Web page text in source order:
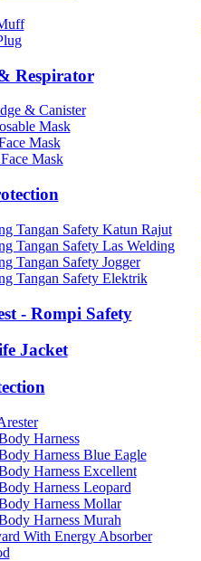
Respirator
& Canister
Mask
Mask
Mask
Tangan Safety Katun Rajut
Tangan Safety Las Welding
Tangan Safety Jogger
Tangan Safety Elektrik
- Rompi Safety
Jacket
Harness
Harness Blue Eagle
Harness Excellent
Harness Leopard
Harness Mollar
Harness Murah
With Energy Absorber